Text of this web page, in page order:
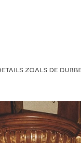
zoals de